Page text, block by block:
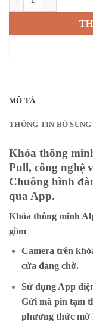
MÔ TẢ
THÔNG TIN BỔ SUNG
Khóa thông
Pull, công nghệ
Chuông hình
qua App.
Khóa thông minh
gồm
Camera trên
cửa đang chờ.
Sử dụng App
Gửi mã pin tạm
phương thức mở